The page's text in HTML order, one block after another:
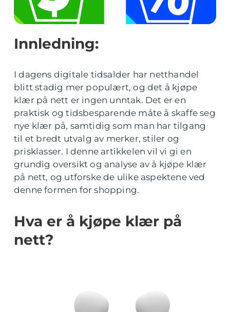
Innledning:
I dagens digitale tidsalder har netthandel
blitt stadig mer populært, og det å kjøpe
klær på nett er ingen unntak. Det er en
praktisk og tidsbesparende måte å skaffe seg
nye klær på, samtidig som man har tilgang
til et bredt utvalg av merker, stiler og
prisklasser. I denne artikkelen vil vi gi en
grundig oversikt og analyse av å kjøpe klær
på nett, og utforske de ulike aspektene ved
denne formen for shopping.
Hva er å kjøpe klær på
nett?